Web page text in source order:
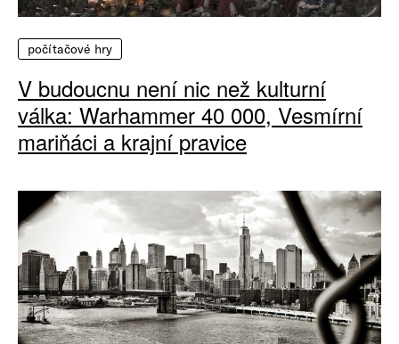
počítačové hry
V budoucnu není nic než kulturní
válka: Warhammer 40 000, Vesmírní
mariňáci a krajní pravice